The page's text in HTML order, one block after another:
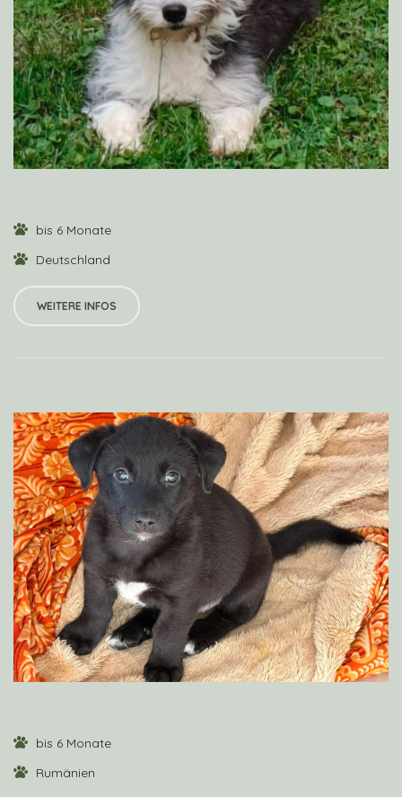
VIEW PROFILE
bis 6 Monate
Deutschland
WEITERE INFOS
VIEW PROFILE
bis 6 Monate
Rumänien